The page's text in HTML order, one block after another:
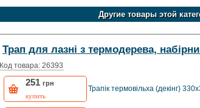
Другие товары этой
Трап для лазні з термодерева,
Код товара: 26393
251 грн
купить
Трапік термовільха (декінг)